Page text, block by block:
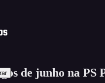
de junho na